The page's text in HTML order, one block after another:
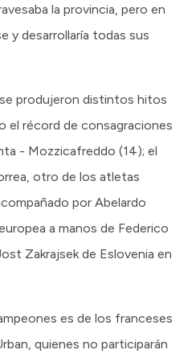
la provincia, pero en
y desarrollaría todas sus
produjeron distintos hitos
el récord de consagraciones
- Mozzicafreddo (14); el
otro de los atletas
por Abelardo
a manos de Federico
Zakrajsek de Eslovenia en
es de los franceses
quienes no participarán